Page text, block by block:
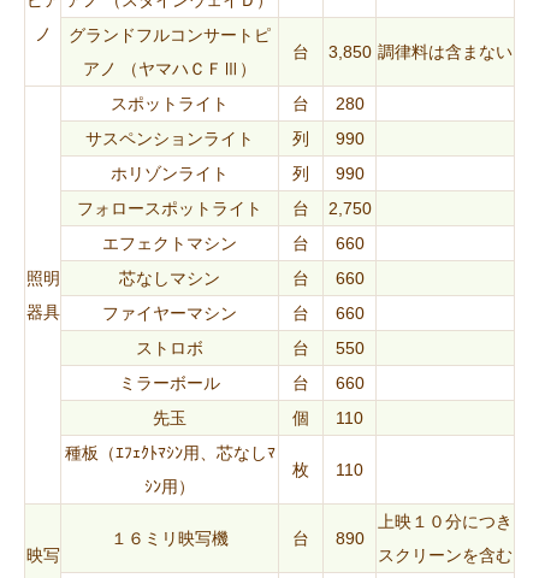
ノ
グランドフルコンサートピ
アノ （ヤマハＣＦⅢ）
台 3,850 調律料は含まない
照明
器具
スポットライト 台
280
サスペンションライト
列
990
ホリゾンライト
列
990
フォロースポットライト
台
2,750
エフェクトマシン
台
660
芯なしマシン
台
660
ファイヤーマシン
台
660
ストロボ
台
550
ミラーボール
台
660
先玉
個
110
種板（ｴﾌｪｸﾄﾏｼﾝ用、芯なしﾏ
ｼﾝ用）
枚 110
映写
１６ミリ映写機 台 890
上映１０分につき
スクリーンを含む